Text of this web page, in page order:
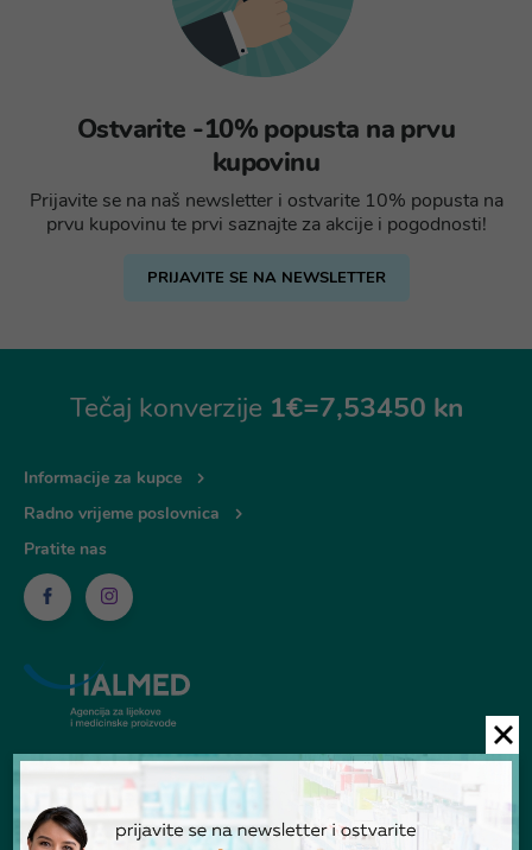
Ostvarite -10% popusta na prvu
kupovinu
Prijavite se na naš newsletter i ostvarite 10% popusta na
prvu kupovinu te prvi saznajte za akcije i pogodnosti!
PRIJAVITE SE NA NEWSLETTER
Tečaj konverzije 1€=7,53450 kn
Informacije za kupce
Radno vrijeme poslovnica
Pratite nas